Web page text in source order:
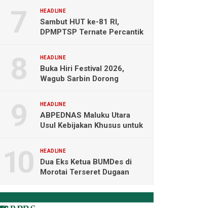
HEADLINE
Sambut HUT ke-81 RI,
DPMPTSP Ternate Percantik
HEADLINE
Buka Hiri Festival 2026,
Wagub Sarbin Dorong
HEADLINE
ABPEDNAS Maluku Utara
Usul Kebijakan Khusus untuk
HEADLINE
Dua Eks Ketua BUMDes di
Morotai Terseret Dugaan
Polisi